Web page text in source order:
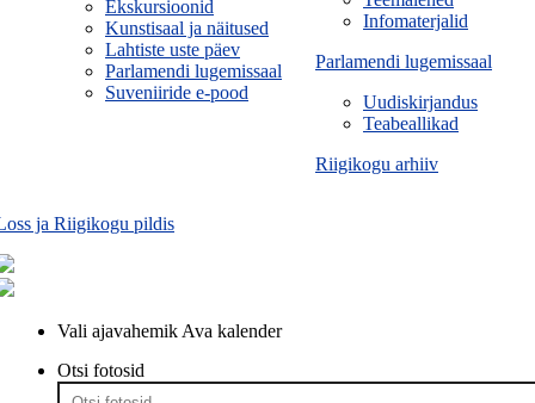
Infomaterjalid
Parlamendi lugemissaal
Uudiskirjandus
Teabeallikad
Riigikogu arhiiv
Ekskursioonid
Kunstisaal ja näitused
Lahtiste uste päev
Parlamendi lugemissaal
Suveniiride e-pood
ja Riigikogu pildis
Vali ajavahemik Ava kalender
Otsi fotosid